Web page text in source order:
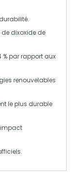
.
de dixoxide de
% par rapport aux
renouvelables
le plus durable